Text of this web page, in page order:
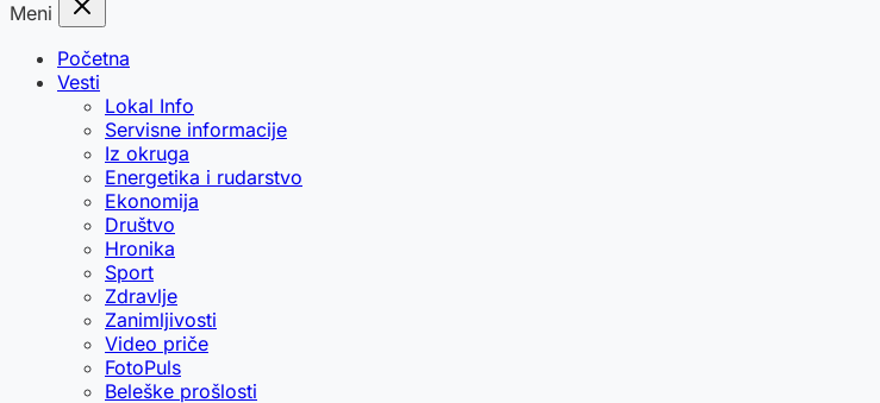
Meni
Početna
Vesti
Lokal Info
Servisne informacije
Iz okruga
Energetika i rudarstvo
Ekonomija
Društvo
Hronika
Sport
Zdravlje
Zanimljivosti
Video priče
FotoPuls
Beleške prošlosti